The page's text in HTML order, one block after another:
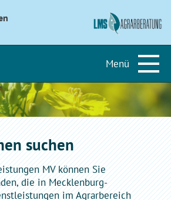
suchen
MV können Sie
die in Mecklenburg-
im Agrarbereich